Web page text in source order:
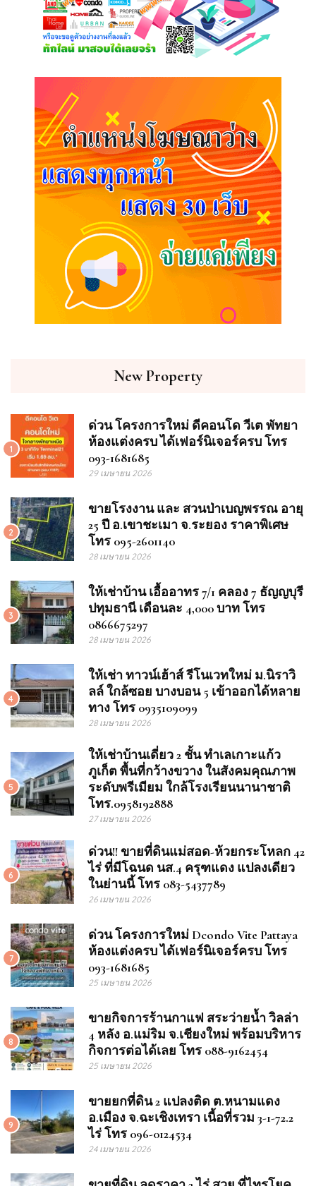
New Property
1
ด่วน โครงการใหม่ ดีคอนโด วีเต พัทยา
ห้องแต่งครบ ได้เฟอร์นิเจอร์ครบ โทร
093-1681685
29 เมษายน 2026
2
ขายโรงงาน และ สวนป่าเบญพรรณ อายุ
25 ปี อ.เขาชะเมา จ.ระยอง ราคาพิเศษ
โทร 095-2601140
28 เมษายน 2026
3
ให้เช่าบ้าน เอื้ออาทร 7/1 คลอง 7 ธัญญบุรี
ปทุมธานี เดือนละ 4,000 บาท โทร
0866675297
28 เมษายน 2026
4
ให้เช่า ทาวน์เฮ้าส์ รีโนเวทใหม่ ม.นิราวิ
ลล์ ใกล้ซอย บางบอน 5 เข้าออกได้หลาย
ทาง โทร 0935109099
28 เมษายน 2026
5
ให้เช่าบ้านเดี่ยว 2 ชั้น ทำเลเกาะแก้ว
ภูเก็ต พื้นที่กว้างขวาง ในสังคมคุณภาพ
ระดับพรีเมียม ใกล้โรงเรียนนานาชาติ
โทร.0958192888
27 เมษายน 2026
6
ด่วน!! ขายที่ดินแม่สอด-ห้วยกระโหลก 42
ไร่ ที่มีโฉนด นส.4 ครุฑแดง แปลงเดียว
ในย่านนี้ โทร 083-5437789
26 เมษายน 2026
7
ด่วน โครงการใหม่ Dcondo Vite Pattaya
ห้องแต่งครบ ได้เฟอร์นิเจอร์ครบ โทร
093-1681685
25 เมษายน 2026
8
ขายกิจการร้านกาแฟ สระว่ายน้ำ วิลล่า
4 หลัง อ.แม่ริม จ.เชียงใหม่ พร้อมบริหาร
กิจการต่อได้เลย โทร 088-9162454
25 เมษายน 2026
9
ขายยกที่ดิน 2 แปลงติด ต.หนามแดง
อ.เมือง จ.ฉะเชิงเทรา เนื้อที่รวม 3-1-72.2
ไร่ โทร 096-0124534
24 เมษายน 2026